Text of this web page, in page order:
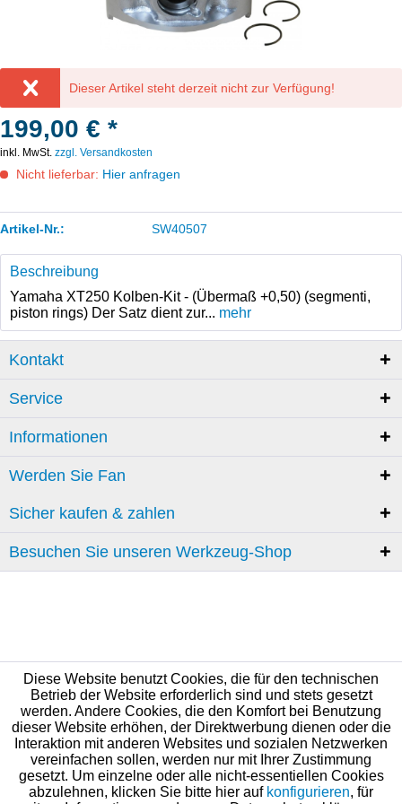
Dieser Artikel steht derzeit nicht zur Verfügung!
199,00 € *
inkl. MwSt. zzgl. Versandkosten
Nicht lieferbar: Hier anfragen
Artikel-Nr.: SW40507
Beschreibung
Yamaha XT250 Kolben-Kit - (Übermaß +0,50) (segmenti,
piston rings) Der Satz dient zur... mehr
Kontakt
Service
Informationen
Werden Sie Fan
Sicher kaufen & zahlen
Besuchen Sie unseren Werkzeug-Shop
Diese Website benutzt Cookies, die für den technischen
Betrieb der Website erforderlich sind und stets gesetzt
werden. Andere Cookies, die den Komfort bei Benutzung
dieser Website erhöhen, der Direktwerbung dienen oder die
Interaktion mit anderen Websites und sozialen Netzwerken
vereinfachen sollen, werden nur mit Ihrer Zustimmung
gesetzt. Um einzelne oder alle nicht-essentiellen Cookies
abzulehnen, klicken Sie bitte hier auf konfigurieren, für